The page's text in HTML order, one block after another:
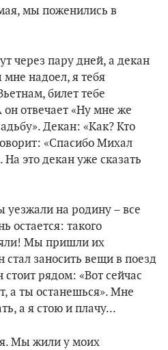
мы поженились в
через пару дней, а декан
мне надоел, я тебя
билет тебе
отвечает «Ну мне же
Декан: «Как? Кто
«Спасибо Михал
На это декан уже сказать
уезжали на родину – все
остается: такого
Мы пришли их
стал заносить вещи в поезд
рядом: «Вот сейчас
а ты останешься». Мне
а я стою и плачу...
Мы жили у моих